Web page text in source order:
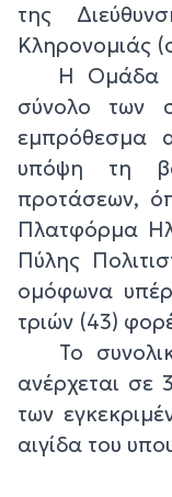
της
Κληρονομιάς
Η Ομάδα
σύνολο των
εμπρόθεσμα
υπόψη τη
προτάσεων,
Πλατφόρμα
Πύλης
ομόφωνα
τριών (43)
Το
ανέρχεται σε
των
αιγίδα του